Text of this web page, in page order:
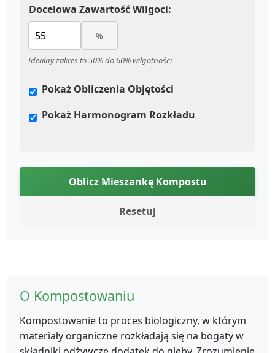
Docelowa Zawartość Wilgoci:
%
Idealny zakres to 50% do 60% wilgotności
Pokaż Obliczenia Objętości
Pokaż Harmonogram Rozkładu
Oblicz Mieszankę Kompostu
Resetuj
O Kompostowaniu
Kompostowanie to proces biologiczny, w którym
materiały organiczne rozkładają się na bogaty w